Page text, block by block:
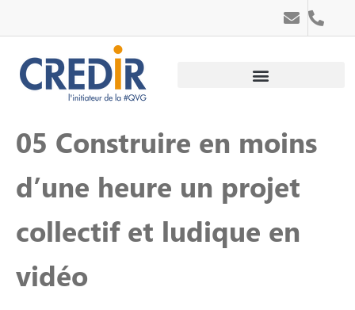
05 Construire en moins
d’une heure un projet
collectif et ludique en
vidéo